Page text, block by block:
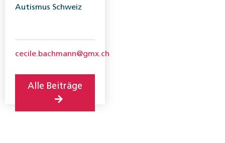
Autismus Schweiz
cecile.bachmann@gmx.ch
Alle Beiträge